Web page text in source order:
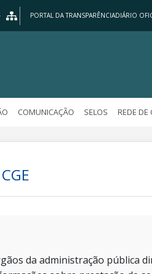
PORTAL DA TRANSPARÊNCIADIÁRIO
COMUNICAÇÃO SELOS REDE DE
CGE
da administração pública